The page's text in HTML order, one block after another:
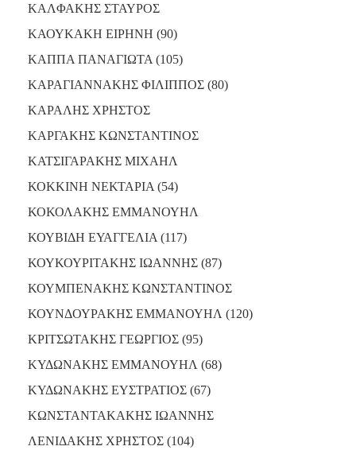
ΚΑΛΦΑΚΗΣ ΣΤΑΥΡΟΣ
ΚΑΟΥΚΑΚΗ ΕΙΡΗΝΗ (90)
ΚΑΠΠΑ ΠΑΝΑΓΙΩΤΑ (105)
ΚΑΡΑΓΙΑΝΝΑΚΗΣ ΦΙΛΙΠΠΟΣ (80)
ΚΑΡΑΛΗΣ ΧΡΗΣΤΟΣ
ΚΑΡΓΑΚΗΣ ΚΩΝΣΤΑΝΤΙΝΟΣ
ΚΑΤΣΙΓΑΡΑΚΗΣ ΜΙΧΑΗΛ
ΚΟΚΚΙΝΗ ΝΕΚΤΑΡΙΑ (54)
ΚΟΚΟΛΑΚΗΣ ΕΜΜΑΝΟΥΗΛ
ΚΟΥΒΙΔΗ ΕΥΑΓΓΕΛΙΑ (117)
ΚΟΥΚΟΥΡΙΤΑΚΗΣ ΙΩΑΝΝΗΣ (87)
ΚΟΥΜΠΕΝΑΚΗΣ ΚΩΝΣΤΑΝΤΙΝΟΣ
ΚΟΥΝΔΟΥΡΑΚΗΣ ΕΜΜΑΝΟΥΗΛ (120)
ΚΡΙΤΣΩΤΑΚΗΣ ΓΕΩΡΓΙΟΣ (95)
ΚΥΔΩΝΑΚΗΣ ΕΜΜΑΝΟΥΗΛ (68)
ΚΥΔΩΝΑΚΗΣ ΕΥΣΤΡΑΤΙΟΣ (67)
ΚΩΝΣΤΑΝΤΑΚΑΚΗΣ ΙΩΑΝΝΗΣ
ΛΕΝΙΔΑΚΗΣ ΧΡΗΣΤΟΣ (104)